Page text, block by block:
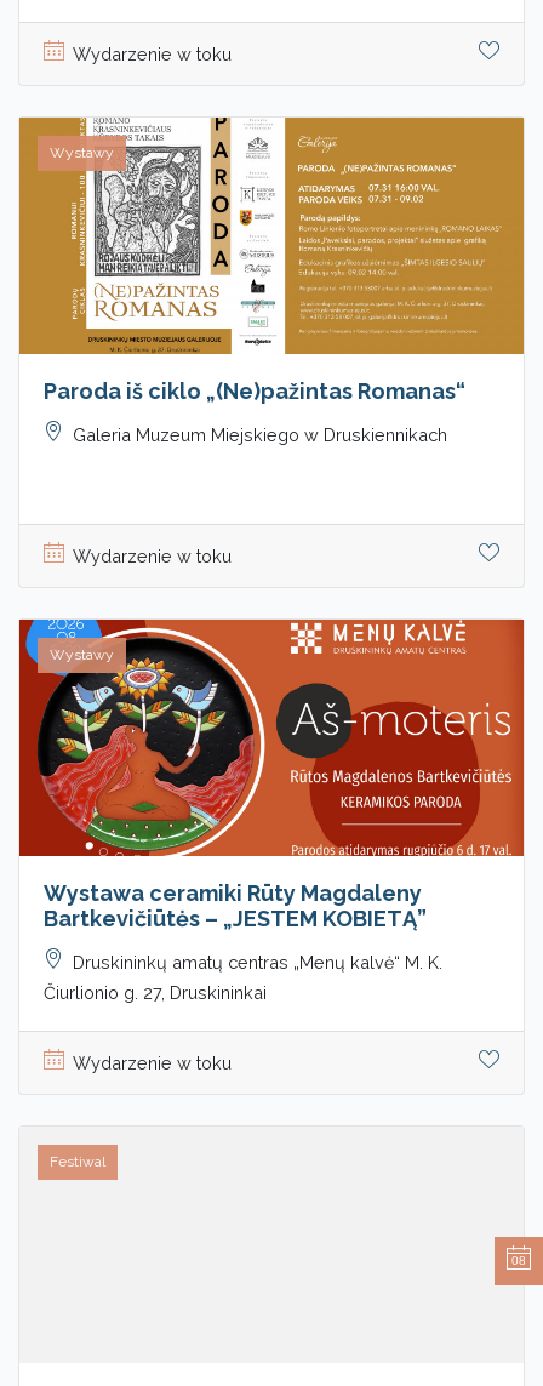
Wydarzenie w toku
Wystawy
Paroda iš ciklo „(Ne)pažintas Romanas“
Galeria Muzeum Miejskiego w Druskiennikach
Wydarzenie w toku
Wystawy
Wystawa ceramiki Rūty Magdaleny
Bartkevičiūtės – „JESTEM KOBIETĄ”
Druskininkų amatų centras „Menų kalvė“ M. K.
Čiurlionio g. 27, Druskininkai
Wydarzenie w toku
Festiwal
08